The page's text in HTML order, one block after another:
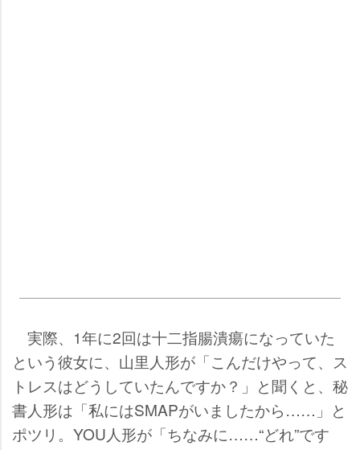
実際、1年に2回は十二指腸潰瘍になっていた
という彼女に、山里人形が「こんだけやって、ス
トレスはどうしていたんですか？」と聞くと、秘
書人形は「私にはSMAPがいましたから……」と
ポツリ。YOU人形が「ちなみに……“どれ”です